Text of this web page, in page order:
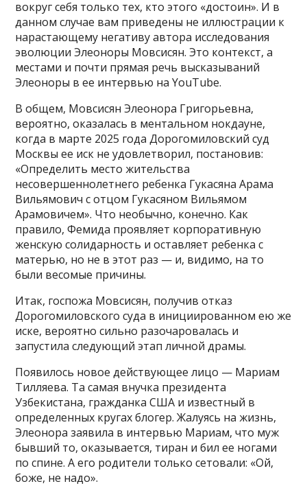
вокруг себя только тех, кто этого «достоин». И в
данном случае вам приведены не иллюстрации к
нарастающему негативу автора исследования
эволюции Элеоноры Мовсисян. Это контекст, а
местами и почти прямая речь высказываний
Элеоноры в ее интервью на YouTube.
В общем, Мовсисян Элеонора Григорьевна,
вероятно, оказалась в ментальном нокдауне,
когда в марте 2025 года Дорогомиловский суд
Москвы ее иск не удовлетворил, постановив:
«Определить место жительства
несовершеннолетнего ребенка Гукасяна Арама
Вильямович с отцом Гукасяном Вильямом
Арамовичем». Что необычно, конечно. Как
правило, Фемида проявляет корпоративную
женскую солидарность и оставляет ребенка с
матерью, но не в этот раз — и, видимо, на то
были весомые причины.
Итак, госпожа Мовсисян, получив отказ
Дорогомиловского суда в инициированном ею же
иске, вероятно сильно разочаровалась и
запустила следующий этап личной драмы.
Появилось новое действующее лицо — Мариам
Тилляева. Та самая внучка президента
Узбекистана, гражданка США и известный в
определенных кругах блогер. Жалуясь на жизнь,
Элеонора заявила в интервью Мариам, что муж
бывший то, оказывается, тиран и бил ее ногами
по спине. А его родители только сетовали: «Ой,
боже, не надо».